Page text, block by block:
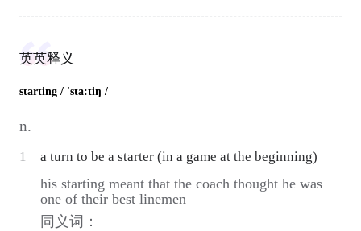
英英释义
starting / 'sta:tiŋ /
n.
1 a turn to be a starter (in a game at the beginning)
his starting meant that the coach thought he was
one of their best linemen
同义词：